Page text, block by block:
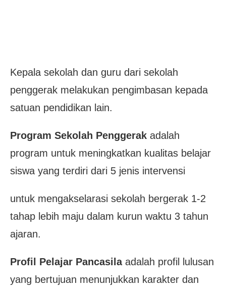
Kepala sekolah dan guru dari sekolah
penggerak melakukan pengimbasan kepada
satuan pendidikan lain.
Program Sekolah Penggerak adalah
program untuk meningkatkan kualitas belajar
siswa yang terdiri dari 5 jenis intervensi
untuk mengakselarasi sekolah bergerak 1-2
tahap lebih maju dalam kurun waktu 3 tahun
ajaran.
Profil Pelajar Pancasilaadalah profil lulusan
yang bertujuan menunjukkan karakter dan